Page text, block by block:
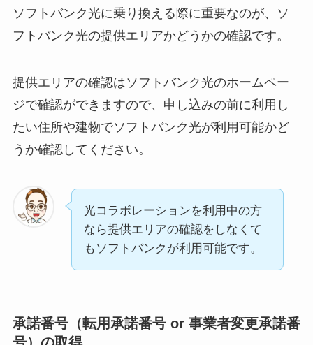
ソフトバンク光に乗り換える際に重要なのが、ソ
フトバンク光の提供エリアかどうかの確認です。
提供エリアの確認はソフトバンク光のホームペー
ジで確認ができますので、申し込みの前に利用し
たい住所や建物でソフトバンク光が利用可能かど
うか確認してください。
光コラボレーションを利用中の方
なら提供エリアの確認をしなくて
もソフトバンクが利用可能です。
承諾番号（転用承諾番号 or 事業者変更承諾番